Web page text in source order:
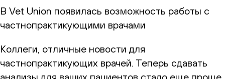
В Vet Union появилась возможность работы с
частнопрактикующими врачами
Коллеги, отличные новости для
частнопрактикующих врачей. Теперь сдавать
анализы для ваших пациентов стало еще проще